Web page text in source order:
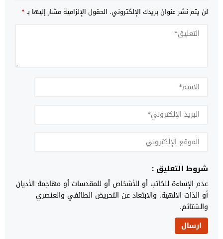
لن يتم نشر عنوان بريدك الإلكتروني. الحقول الإلزامية مشار إليها بـ*
شروط التعليق :
عدم الإساءة للكاتب أو للأشخاص أو للمقدسات أو مهاجمة الأديان
أو الذات الالهية. والابتعاد عن التحريض الطائفي والعنصري
والشتائم.